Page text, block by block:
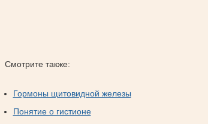
Смотрите также:
Гормоны щитовидной железы
Понятие о гистионе